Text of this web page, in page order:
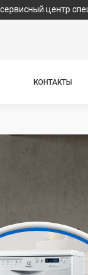
КОНТАКТЫ